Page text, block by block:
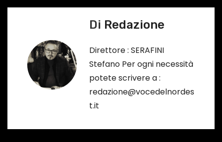
i
n
Di Redazione
Direttore : SERAFINI
Stefano Per ogni necessità
potete scrivere a :
redazione@vocedelnordes
t.it